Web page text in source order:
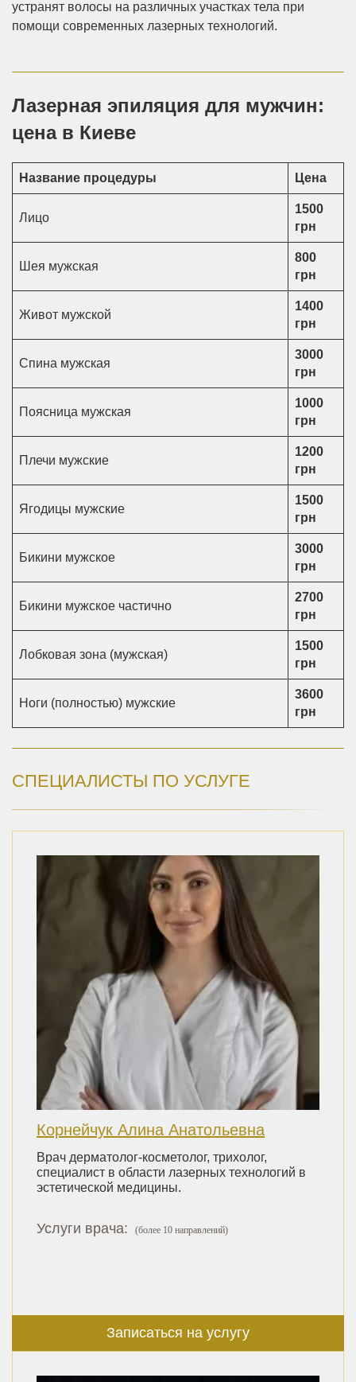
устранят волосы на различных участках тела при
помощи современных лазерных технологий.
Лазерная эпиляция для мужчин:
цена в Киеве
Название процедуры Цена
Лицо
1500
грн
Шея мужская
800
грн
Живот мужской
1400
грн
Спина мужская
3000
грн
Поясница мужская
1000
грн
Плечи мужские
1200
грн
Ягодицы мужские
1500
грн
Бикини мужское
3000
грн
Бикини мужское частично
2700
грн
Лобковая зона (мужская)
1500
грн
Ноги (полностью) мужские
3600
грн
СПЕЦИАЛИСТЫ ПО УСЛУГЕ
Корнейчук Алина Анатольевна
Врач дерматолог-косметолог, трихолог,
специалист в области лазерных технологий в
эстетической медицины.
Услуги врача: (более 10 направлений)
Записаться на услугу